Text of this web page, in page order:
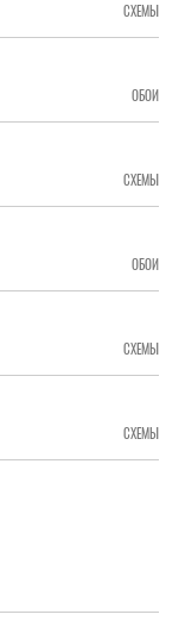
СХЕМЫ
ОБОИ
СХЕМЫ
ОБОИ
СХЕМЫ
СХЕМЫ